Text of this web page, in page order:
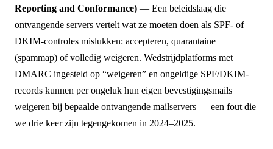
Reporting and Conformance) — Een beleidslaag die
ontvangende servers vertelt wat ze moeten doen als SPF- of
DKIM-controles mislukken: accepteren, quarantaine
(spammap) of volledig weigeren. Wedstrijdplatforms met
DMARC ingesteld op “weigeren” en ongeldige SPF/DKIM-
records kunnen per ongeluk hun eigen bevestigingsmails
weigeren bij bepaalde ontvangende mailservers — een fout die
we drie keer zijn tegengekomen in 2024–2025.